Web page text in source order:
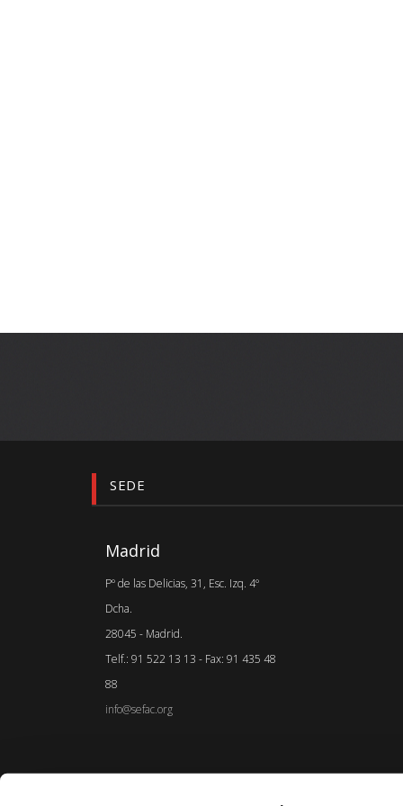
SEDE
Madrid
Pº de las Delicias, 31, Esc. Izq. 4º
Dcha.
28045 - Madrid.
Telf.: 91 522 13 13 - Fax: 91 435 48
88
info@sefac.org